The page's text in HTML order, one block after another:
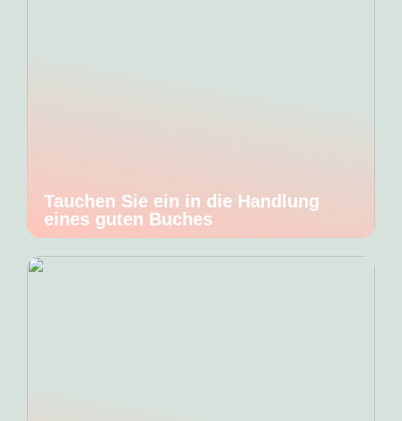
Tauchen Sie ein in die Handlung
eines guten Buches